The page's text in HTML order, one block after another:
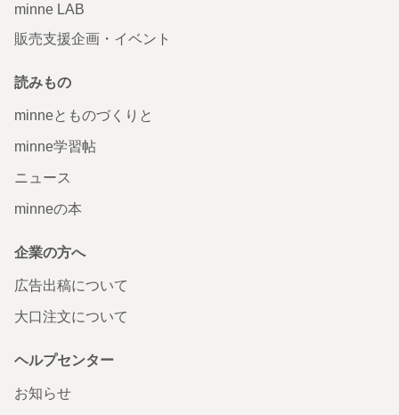
minne LAB
販売支援企画・イベント
読みもの
minneとものづくりと
minne学習帖
ニュース
minneの本
企業の方へ
広告出稿について
大口注文について
ヘルプセンター
お知らせ